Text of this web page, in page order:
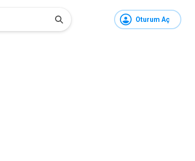
Oturum Aç